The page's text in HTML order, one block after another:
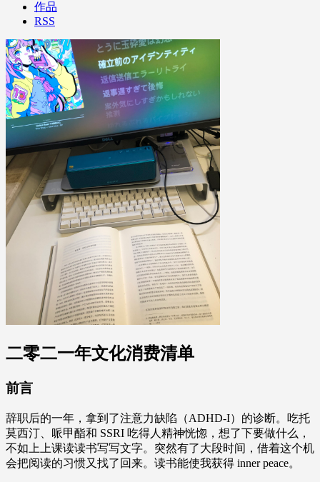
作品
RSS
二零二一年文化消费清单
前言
辞职后的一年，拿到了注意力缺陷（ADHD-I）的诊断。吃托
莫西汀、哌甲酯和 SSRI 吃得人精神恍惚，想了下要做什么，
不如上上课读读书写写文字。突然有了大段时间，借着这个机
会把阅读的习惯又找了回来。读书能使我获得 inner peace。